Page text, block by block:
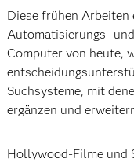
Diese frühen Arbeiten
Automatisierungs-
Computer von heute,
Suchsysteme, mit
ergänzen und
Hollywood-Filme und